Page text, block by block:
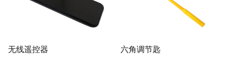
无线遥控器 六角调节匙